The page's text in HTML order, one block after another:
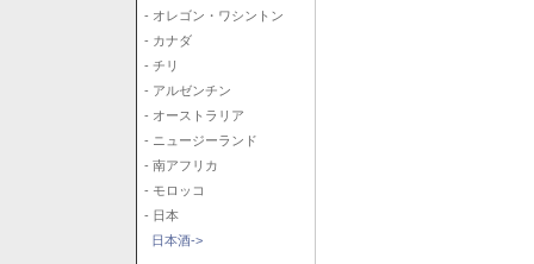
- オレゴン・ワシントン
- カナダ
- チリ
- アルゼンチン
- オーストラリア
- ニュージーランド
- 南アフリカ
- モロッコ
- 日本
日本酒->